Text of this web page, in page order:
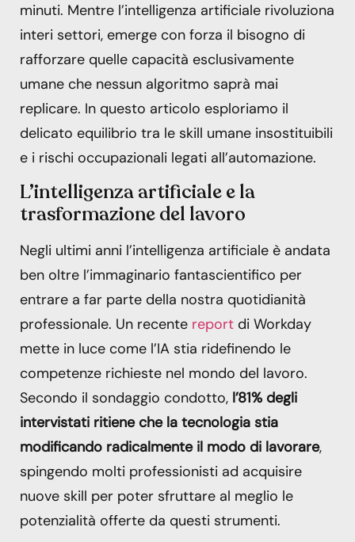
minuti. Mentre l’intelligenza artificiale rivoluziona
interi settori, emerge con forza il bisogno di
rafforzare quelle capacità esclusivamente
umane che nessun algoritmo saprà mai
replicare. In questo articolo esploriamo il
delicato equilibrio tra le skill umane insostituibili
e i rischi occupazionali legati all’automazione.
L’intelligenza artificiale e la
trasformazione del lavoro
Negli ultimi anni l’intelligenza artificiale è andata
ben oltre l’immaginario fantascientifico per
entrare a far parte della nostra quotidianità
professionale. Un recente report di Workday
mette in luce come l’IA stia ridefinendo le
competenze richieste nel mondo del lavoro.
Secondo il sondaggio condotto, l’81% degli
intervistati ritiene che la tecnologia stia
modificando radicalmente il modo di lavorare,
spingendo molti professionisti ad acquisire
nuove skill per poter sfruttare al meglio le
potenzialità offerte da questi strumenti.